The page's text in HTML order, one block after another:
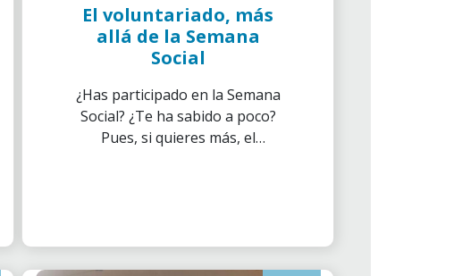
El voluntariado, más
allá de la Semana
Social
¿Has participado en la Semana
Social? ¿Te ha sabido a poco?
Pues, si quieres más, el
colabora ”la Caixa”.